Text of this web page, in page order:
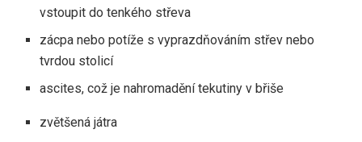
vstoupit do tenkého střeva
zácpa nebo potíže s vyprazdňováním střev nebo
tvrdou stolicí
ascites, což je nahromadění tekutiny v břiše
zvětšená játra